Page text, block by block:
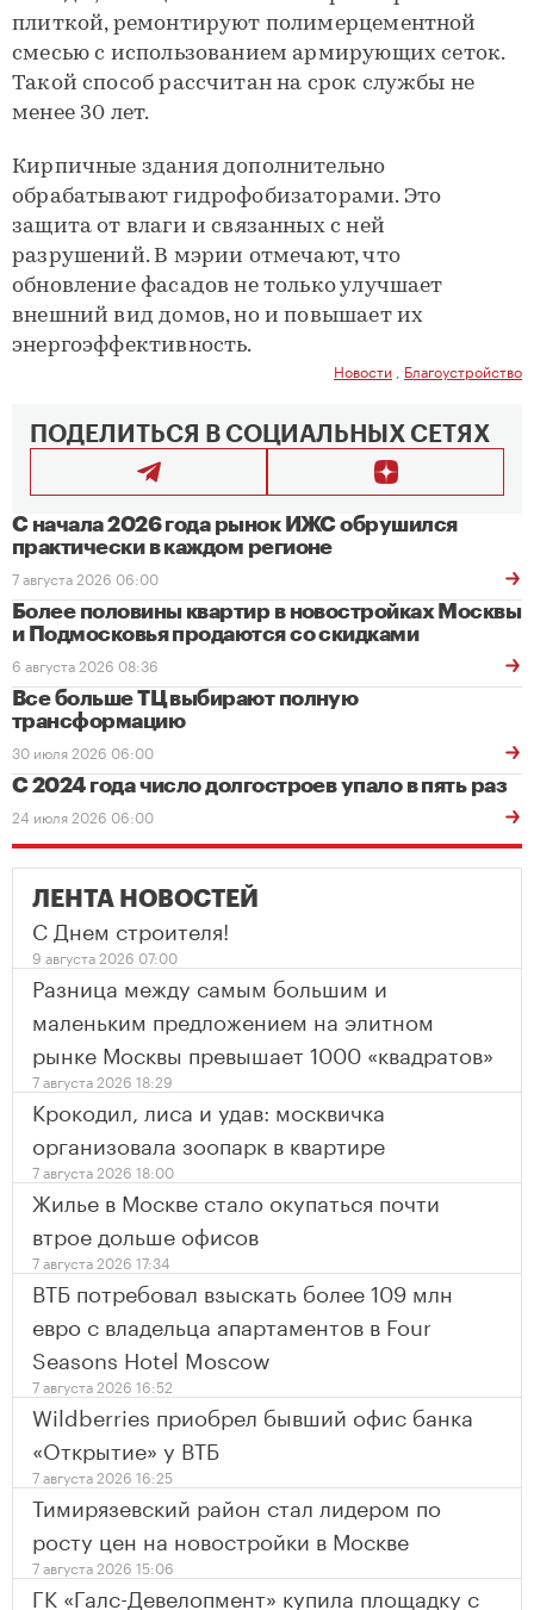
плиткой, ремонтируют полимерцементной
смесью с использованием армирующих сеток.
Такой способ рассчитан на срок службы не
менее 30 лет.
Кирпичные здания дополнительно
обрабатывают гидрофобизаторами. Это
защита от влаги и связанных с ней
разрушений. В мэрии отмечают, что
обновление фасадов не только улучшает
внешний вид домов, но и повышает их
энергоэффективность.
Новости Благоустройство
ПОДЕЛИТЬСЯ В СОЦИАЛЬНЫХ СЕТЯХ
С начала 2026 года рынок ИЖС обрушился
практически в каждом регионе
7 августа 2026 06:00
Более половины квартир в новостройках Москвы
и Подмосковья продаются со скидками
6 августа 2026 08:36
Все больше ТЦ выбирают полную
трансформацию
30 июля 2026 06:00
С 2024 года число долгостроев упало в пять раз
24 июля 2026 06:00
ЛЕНТА НОВОСТЕЙ
С Днем строителя!
9 августа 2026 07:00
Разница между самым большим и
маленьким предложением на элитном
рынке Москвы превышает 1000 «квадратов»
7 августа 2026 18:29
Крокодил, лиса и удав: москвичка
организовала зоопарк в квартире
7 августа 2026 18:00
Жилье в Москве стало окупаться почти
втрое дольше офисов
7 августа 2026 17:34
ВТБ потребовал взыскать более 109 млн
евро с владельца апартаментов в Four
Seasons Hotel Moscow
7 августа 2026 16:52
Wildberries приобрел бывший офис банка
«Открытие» у ВТБ
7 августа 2026 16:25
Тимирязевский район стал лидером по
росту цен на новостройки в Москве
7 августа 2026 15:06
ГК «Галс-Девелопмент» купила площадку с